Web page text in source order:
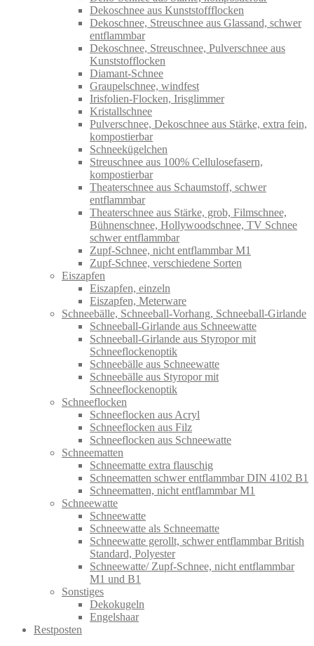
Dekoschnee aus Kunststoffflocken
Dekoschnee, Streuschnee aus Glassand, schwer
entflammbar
Dekoschnee, Streuschnee, Pulverschnee aus
Kunststofflocken
Diamant-Schnee
Graupelschnee, windfest
Irisfolien-Flocken, Irisglimmer
Kristallschnee
Pulverschnee, Dekoschnee aus Stärke, extra fein,
kompostierbar
Schneekügelchen
Streuschnee aus 100% Cellulosefasern,
kompostierbar
Theaterschnee aus Schaumstoff, schwer
entflammbar
Theaterschnee aus Stärke, grob, Filmschnee,
Bühnenschnee, Hollywoodschnee, TV Schnee
schwer entflammbar
Zupf-Schnee, nicht entflammbar M1
Zupf-Schnee, verschiedene Sorten
Eiszapfen
Eiszapfen, einzeln
Eiszapfen, Meterware
Schneebälle, Schneeball-Vorhang, Schneeball-Girlande
Schneeball-Girlande aus Schneewatte
Schneeball-Girlande aus Styropor mit
Schneeflockenoptik
Schneebälle aus Schneewatte
Schneebälle aus Styropor mit
Schneeflockenoptik
Schneeflocken
Schneeflocken aus Acryl
Schneeflocken aus Filz
Schneeflocken aus Schneewatte
Schneematten
Schneematte extra flauschig
Schneematten schwer entflammbar DIN 4102 B1
Schneematten, nicht entflammbar M1
Schneewatte
Schneewatte
Schneewatte als Schneematte
Schneewatte gerollt, schwer entflammbar British
Standard, Polyester
Schneewatte/ Zupf-Schnee, nicht entflammbar
M1 und B1
Sonstiges
Dekokugeln
Engelshaar
Restposten